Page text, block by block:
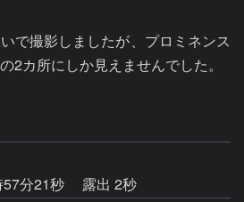
で撮影しましたが、プロミネンス
2カ所にしか見えませんでした。
分21秒
露出 2秒